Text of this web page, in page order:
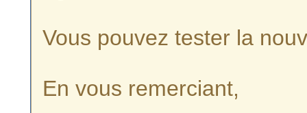
Vous pouvez tester la
En vous remerciant,